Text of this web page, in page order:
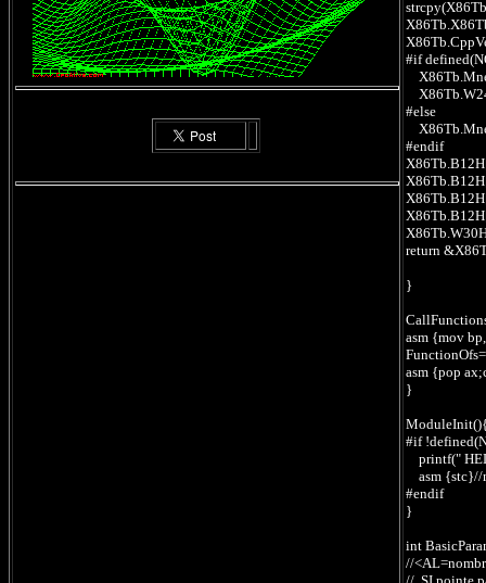
#if
#else
#endif
return
}
asm {mov
asm {pop
}
#if
printf("
asm {stc}//
#endif
}
int
//